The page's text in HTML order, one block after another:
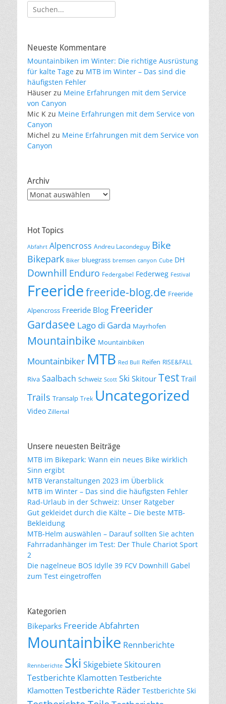
Suche
nach:
Neueste Kommentare
Mountainbiken im Winter: Die richtige Ausrüstung
für kalte Tage zu MTB im Winter – Das sind die
häufigsten Fehler
Häuser zu Meine Erfahrungen mit dem Service
von Canyon
Mic K zu Meine Erfahrungen mit dem Service von
Canyon
Michel zu Meine Erfahrungen mit dem Service von
Canyon
Archiv
Archiv
Hot Topics
Abfahrt Alpencross Andreu Lacondeguy Bike
Bikepark Biker bluegrass bremsen canyon Cube DH
Downhill Enduro Federgabel Federweg Festival
Freeridefreeride-blog.de Freeride
Alpencross Freeride Blog Freerider
Gardasee Lago di Garda Mayrhofen
Mountainbike Mountainbiken
Mountainbiker MTB Red Bull Reifen RISE&FALL
Riva Saalbach Schweiz Scott Ski Skitour Test Trail
Trails Transalp Trek Uncategorized
Video Zillertal
Unsere neuesten Beiträge
MTB im Bikepark: Wann ein neues Bike wirklich
Sinn ergibt
MTB Veranstaltungen 2023 im Überblick
MTB im Winter – Das sind die häufigsten Fehler
Rad-Urlaub in der Schweiz: Unser Ratgeber
Gut gekleidet durch die Kälte – Die beste MTB-
Bekleidung
MTB-Helm auswählen – Darauf sollten Sie achten
Fahrradanhänger im Test: Der Thule Chariot Sport
2
Die nagelneue BOS Idylle 39 FCV Downhill Gabel
zum Test eingetroffen
Kategorien
Bikeparks Freeride Abfahrten
Mountainbike Rennberichte
Rennberichte Ski SkigebieteSkitouren
Testberichte Klamotten Testberichte
Klamotten Testberichte Räder Testberichte Ski